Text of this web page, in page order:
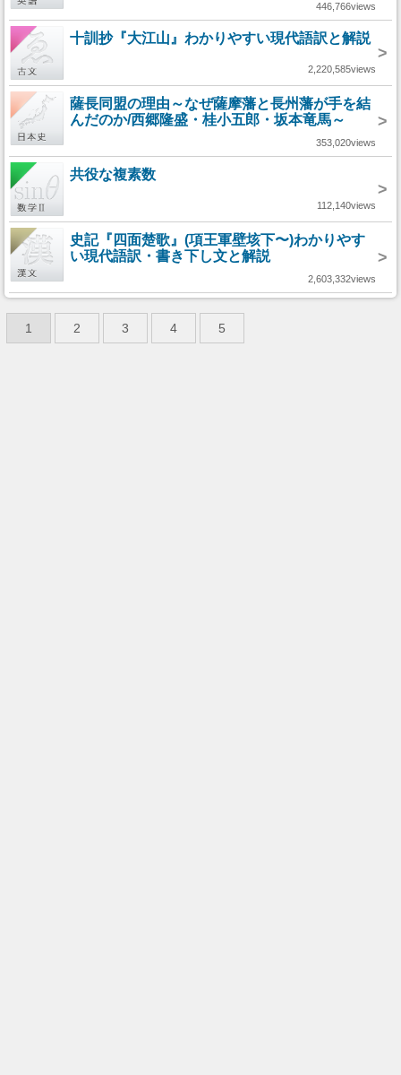
446,766views
十訓抄『大江山』わかりやすい現代語訳と解説
>
2,220,585views
薩長同盟の理由～なぜ薩摩藩と長州藩が手を結
んだのか/西郷隆盛・桂小五郎・坂本竜馬～
>
353,020views
共役な複素数
>
112,140views
史記『四面楚歌』(項王軍壁垓下〜)わかりやす
い現代語訳・書き下し文と解説
>
2,603,332views
1 2 3 4 5